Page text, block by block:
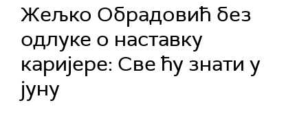
Жељко Обрадовић без
одлуке о наставку
каријере: Све ћу знати у
јуну